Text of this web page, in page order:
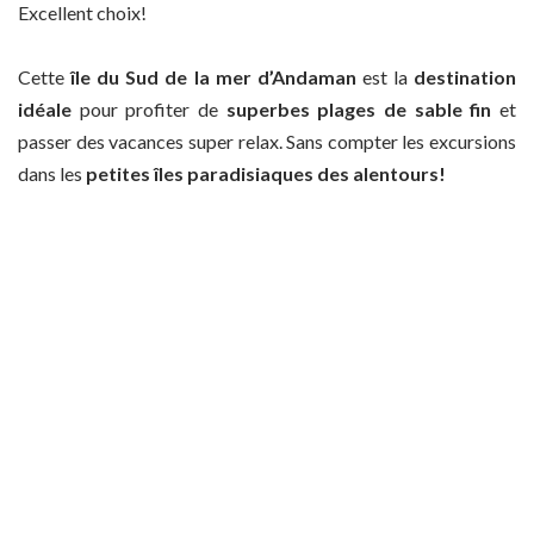
Excellent choix!
Cetteîle du Sud de la mer d’Andaman est la destination
idéale pour profiter de superbes plages de sable fin et
passer des vacances super relax. Sans compter les excursions
dans les petites îles paradisiaques des alentours!